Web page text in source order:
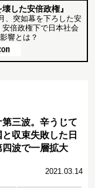
壊した安倍政権』
、突如幕を下ろした安
安倍政権下で日本社会
響とは？
三波。辛うじて
収束失敗した日
波で一層拡大
2021.03.14